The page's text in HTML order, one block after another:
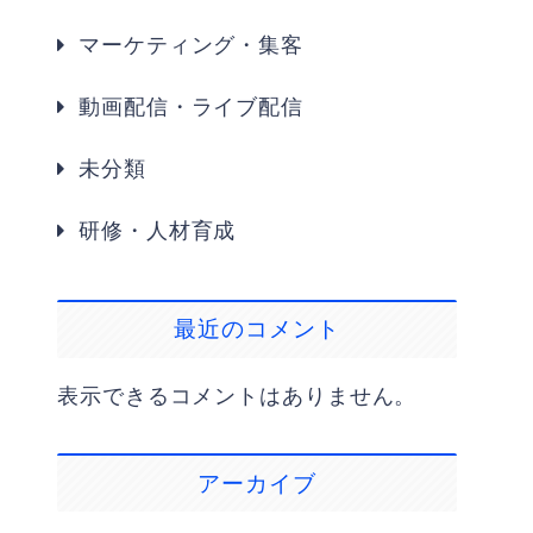
マーケティング・集客
動画配信・ライブ配信
未分類
研修・人材育成
最近のコメント
表示できるコメントはありません。
アーカイブ